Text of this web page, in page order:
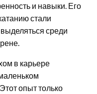
и навыки. Его
стали
среди
в карьере
опыт только